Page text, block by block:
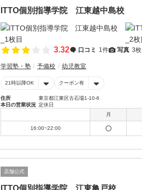
ITTO個別指導学院 江東越中島校
3.32 口コミ 1件 写真 3枚
学習塾・塾 予備校 幼児教室
21時以降OK クーポン有
住所
東京都江東区古石場1-10-6
本日の営業状況 定休日
月
16:00~22:00
店舗公式
ITTO個別指導学院 江東亀戸校